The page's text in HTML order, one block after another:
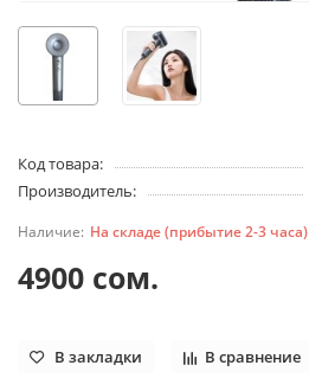
Код товара:
Производитель:
На складе (прибытие 2-3 часа)
4900 сом.
В закладки В сравнение